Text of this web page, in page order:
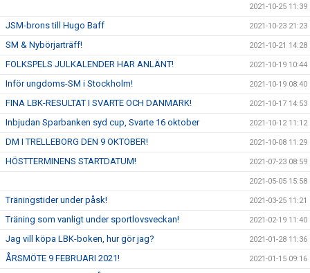
2021-10-25 11:39
JSM-brons till Hugo Baff 2021-10-23 21:23
SM & Nybörjarträff! 2021-10-21 14:28
FOLKSPELS JULKALENDER HAR ANLÄNT! 2021-10-19 10:44
Inför ungdoms-SM i Stockholm! 2021-10-19 08:40
FINA LBK-RESULTAT I SVARTE OCH DANMARK! 2021-10-17 14:53
Inbjudan Sparbanken syd cup, Svarte 16 oktober 2021-10-12 11:12
DM I TRELLEBORG DEN 9 OKTOBER! 2021-10-08 11:29
HÖSTTERMINENS STARTDATUM! 2021-07-23 08:59
2021-05-05 15:58
Träningstider under påsk! 2021-03-25 11:21
Träning som vanligt under sportlovsveckan! 2021-02-19 11:40
Jag vill köpa LBK-boken, hur gör jag? 2021-01-28 11:36
ÅRSMÖTE 9 FEBRUARI 2021! 2021-01-15 09:16